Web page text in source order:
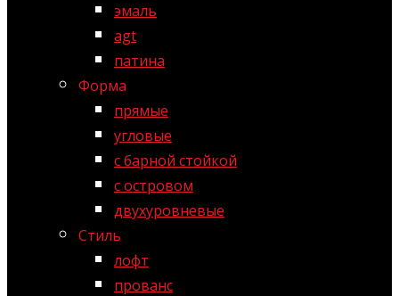
эмаль
agt
патина
Форма
прямые
угловые
с барной стойкой
с островом
двухуровневые
Стиль
лофт
прованс